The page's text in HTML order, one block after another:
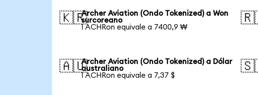
🇰🇷Archer Aviation (Ondo Tokenized) a Won
surcoreano
1 ACHRon equivale a 7400,9 ₩
🇦🇺Archer Aviation (Ondo Tokenized) a Dólar
australiano
1 ACHRon equivale a 7,37 $